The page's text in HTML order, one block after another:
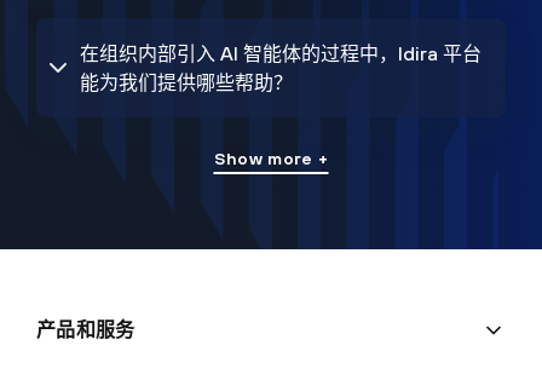
在组织内部引入 AI 智能体的过程中，Idira 平台
能为我们提供哪些帮助？
Show more +
产品和服务